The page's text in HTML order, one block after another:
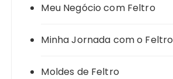
Meu Negócio com Feltro
Minha Jornada com o Feltro
Moldes de Feltro